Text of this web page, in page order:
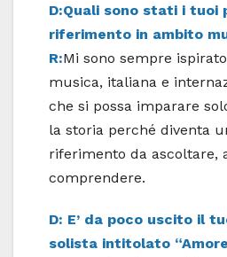
D:Quali sono stati i tuoi
riferimento in ambito
R:Mi sono sempre
musica, italiana e
che si possa imparare
la storia perché diventa
riferimento da ascoltare,
comprendere.
D: E’ da poco uscito il
solista intitolato